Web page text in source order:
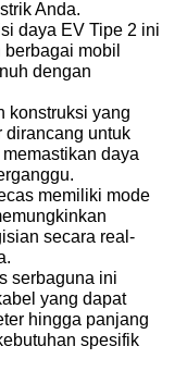
Anda.
daya EV Tipe 2 ini
mobil
dengan
konstruksi yang
dirancang untuk
daya
memiliki mode
secara real-
serbaguna ini
yang dapat
hingga panjang
spesifik